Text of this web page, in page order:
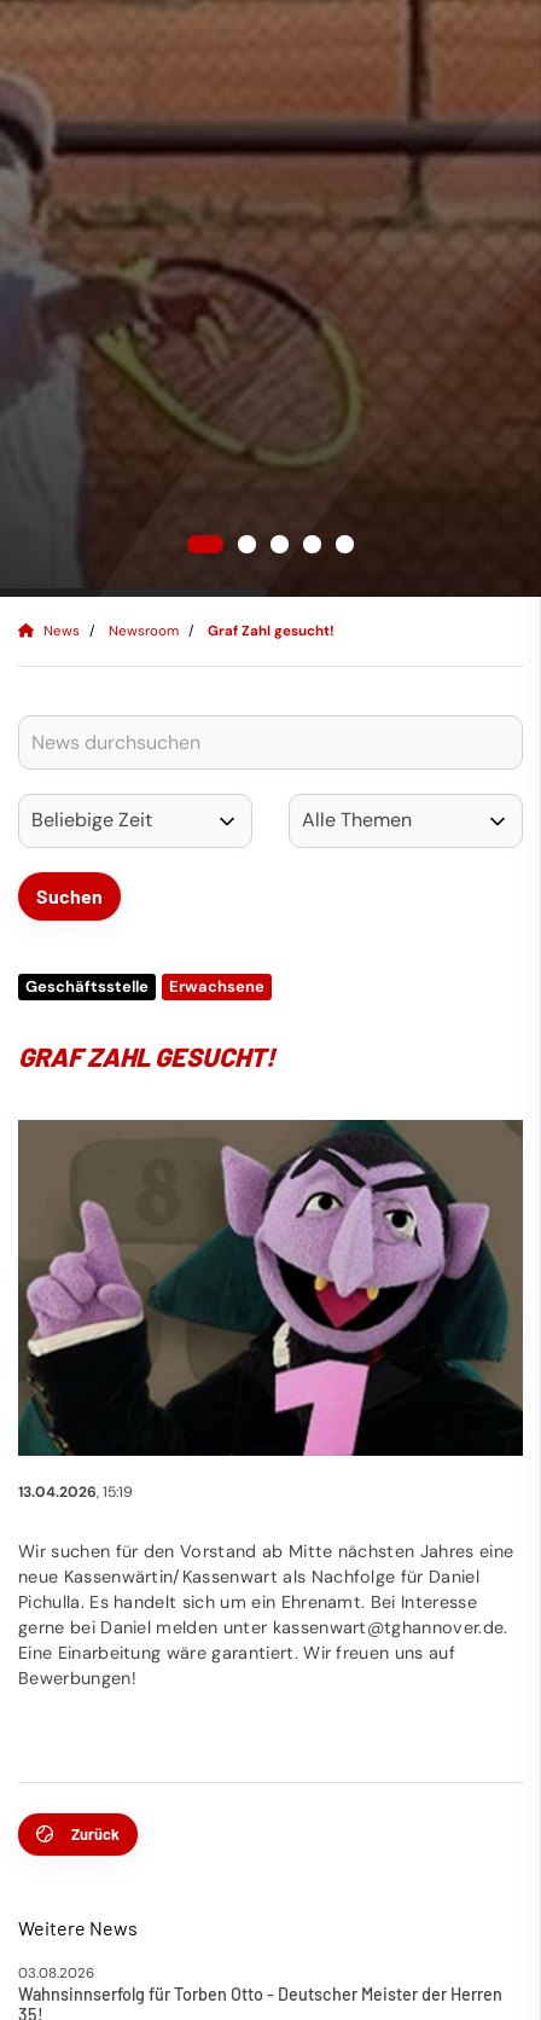
News Newsroom Graf Zahl gesucht!
Geschäftsstelle Erwachsene
GRAF ZAHL GESUCHT!
13.04.2026, 15:19
Wir suchen für den Vorstand ab Mitte nächsten Jahres eine
neue Kassenwärtin/Kassenwart als Nachfolge für Daniel
Pichulla. Es handelt sich um ein Ehrenamt. Bei Interesse
gerne bei Daniel melden unter kassenwart@tghannover.de.
Eine Einarbeitung wäre garantiert. Wir freuen uns auf
Bewerbungen!
Zurück
Weitere News
03.08.2026
Wahnsinnserfolg für Torben Otto - Deutscher Meister der Herren
35!